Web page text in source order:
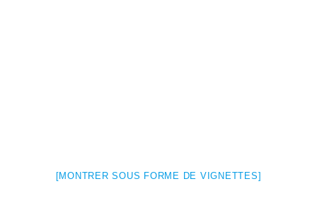
[MONTRER SOUS FORME DE VIGNETTES]